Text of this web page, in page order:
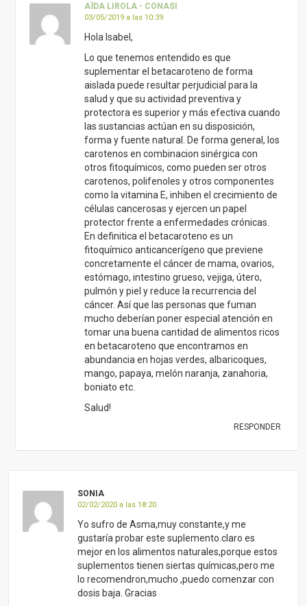
AÏDA LIROLA - CONASI
03/05/2019 a las 10:39
Hola Isabel,
Lo que tenemos entendido es que
suplementar el betacaroteno de forma
aislada puede resultar perjudicial para la
salud y que su actividad preventiva y
protectora es superior y más efectiva cuando
las sustancias actúan en su disposición,
forma y fuente natural. De forma general, los
carotenos en combinacion sinérgica con
otros fitoquímicos, como pueden ser otros
carotenos, polifenoles y otros componentes
como la vitamina E, inhiben el crecimiento de
células cancerosas y ejercen un papel
protector frente a enfermedades crónicas.
En definitica el betacaroteno es un
fitoquímico anticancerígeno que previene
concretamente el cáncer de mama, ovarios,
estómago, intestino grueso, vejiga, útero,
pulmón y piel y reduce la recurrencia del
cáncer. Así que las personas que fuman
mucho deberían poner especial atención en
tomar una buena cantidad de alimentos ricos
en betacaroteno que encontramos en
abundancia en hojas verdes, albaricoques,
mango, papaya, melón naranja, zanahoria,
boniato etc.
Salud!
RESPONDER
SONIA
02/02/2020 a las 18:20
Yo sufro de Asma,muy constante,y me
gustaría probar este suplemento.claro es
mejor en los alimentos naturales,porque estos
suplementos tienen siertas químicas,pero me
lo recomendron,mucho ,puedo comenzar con
dosis baja. Gracias